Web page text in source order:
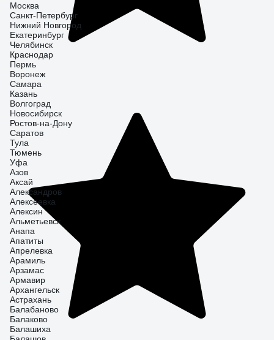
Москва
Санкт-Петербург
Нижний Новгород
Екатеринбург
Челябинск
Краснодар
Пермь
Воронеж
Самара
Казань
Волгоград
Новосибирск
Ростов-на-Дону
Саратов
Тула
Тюмень
Уфа
Азов
Аксай
Александров
Алексеевка
Алексин
Альметьевск
Анапа
Апатиты
Апрелевка
Арамиль
Арзамас
Армавир
Архангельск
Астрахань
Балабаново
Балаково
Балашиха